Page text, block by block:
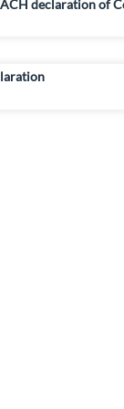
declaration of